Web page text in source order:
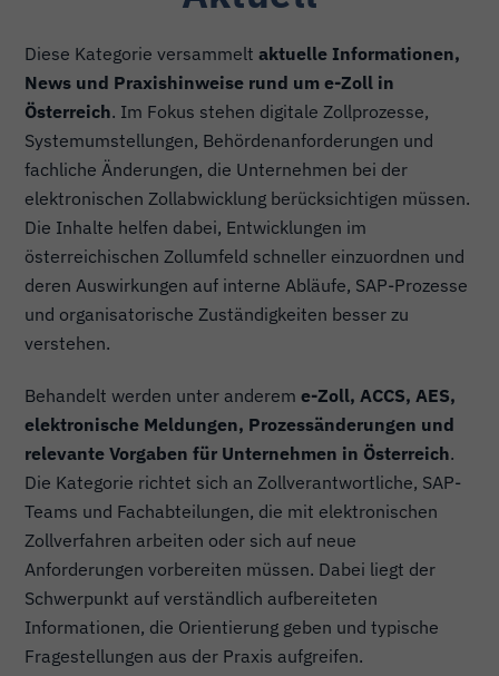
Diese Kategorie versammeltaktuelle Informationen,
News und Praxishinweise rund um e-Zoll in
Österreich. Im Fokus stehen digitale Zollprozesse,
Systemumstellungen, Behördenanforderungen und
fachliche Änderungen, die Unternehmen bei der
elektronischen Zollabwicklung berücksichtigen müssen.
Die Inhalte helfen dabei, Entwicklungen im
österreichischen Zollumfeld schneller einzuordnen und
deren Auswirkungen auf interne Abläufe, SAP-Prozesse
und organisatorische Zuständigkeiten besser zu
verstehen.
Behandelt werden unter andereme-Zoll, ACCS, AES,
elektronische Meldungen, Prozessänderungen und
relevante Vorgaben für Unternehmen in Österreich.
Die Kategorie richtet sich an Zollverantwortliche, SAP-
Teams und Fachabteilungen, die mit elektronischen
Zollverfahren arbeiten oder sich auf neue
Anforderungen vorbereiten müssen. Dabei liegt der
Schwerpunkt auf verständlich aufbereiteten
Informationen, die Orientierung geben und typische
Fragestellungen aus der Praxis aufgreifen.